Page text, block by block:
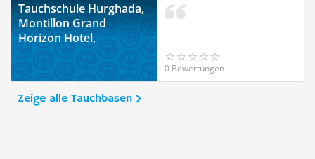
Tauchschule Hurghada,
Montillon Grand
Horizon Hotel,
0 Bewertungen
Zeige alle Tauchbasen